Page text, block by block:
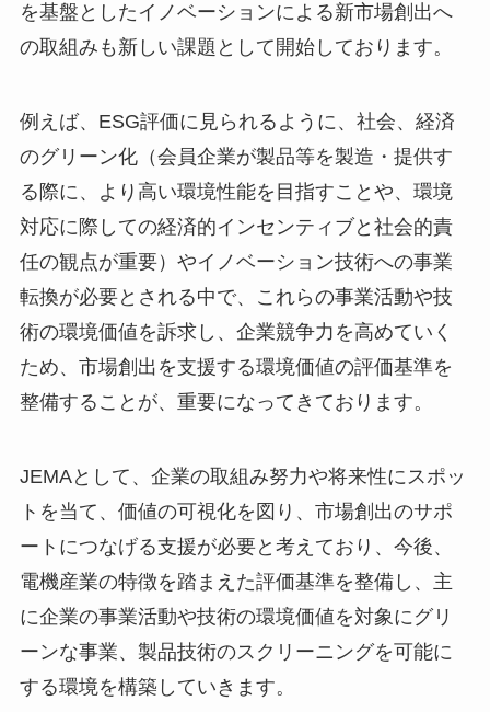
を基盤としたイノベーションによる新市場創出へ
の取組みも新しい課題として開始しております。
例えば、ESG評価に見られるように、社会、経済
のグリーン化（会員企業が製品等を製造・提供す
る際に、より高い環境性能を目指すことや、環境
対応に際しての経済的インセンティブと社会的責
任の観点が重要）やイノベーション技術への事業
転換が必要とされる中で、これらの事業活動や技
術の環境価値を訴求し、企業競争力を高めていく
ため、市場創出を支援する環境価値の評価基準を
整備することが、重要になってきております。
JEMAとして、企業の取組み努力や将来性にスポッ
トを当て、価値の可視化を図り、市場創出のサポ
ートにつなげる支援が必要と考えており、今後、
電機産業の特徴を踏まえた評価基準を整備し、主
に企業の事業活動や技術の環境価値を対象にグリ
ーンな事業、製品技術のスクリーニングを可能に
する環境を構築していきます。